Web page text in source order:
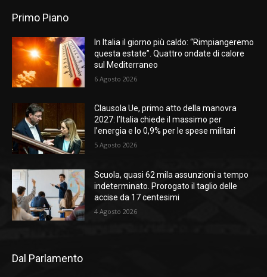
Primo Piano
In Italia il giorno più caldo: “Rimpiangeremo
questa estate”. Quattro ondate di calore
sul Mediterraneo
6 Agosto 2026
Clausola Ue, primo atto della manovra
2027: l’Italia chiede il massimo per
l’energia e lo 0,9% per le spese militari
5 Agosto 2026
Scuola, quasi 62 mila assunzioni a tempo
indeterminato. Prorogato il taglio delle
accise da 17 centesimi
4 Agosto 2026
Dal Parlamento